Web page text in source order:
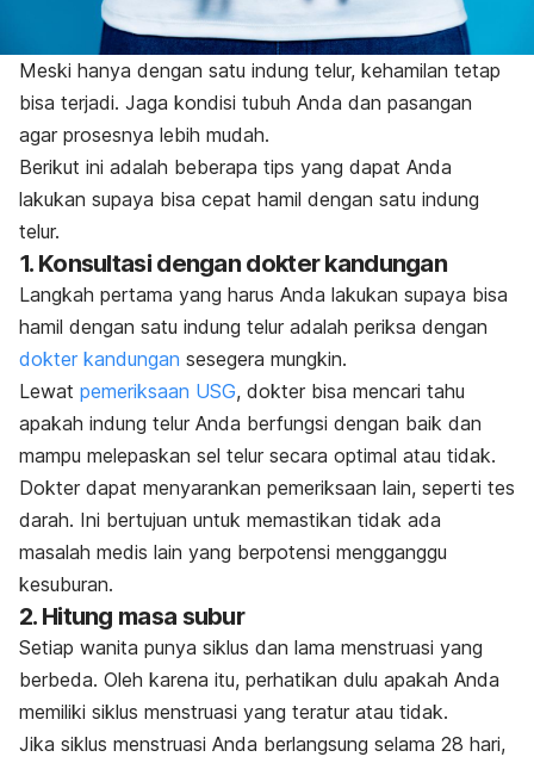
Meski hanya dengan satu indung telur, kehamilan tetap
bisa terjadi. Jaga kondisi tubuh Anda dan pasangan
agar prosesnya lebih mudah.
Berikut ini adalah beberapa tips yang dapat Anda
lakukan supaya bisa cepat hamil dengan satu indung
telur.
1. Konsultasi dengan dokter kandungan
Langkah pertama yang harus Anda lakukan supaya bisa
hamil dengan satu indung telur adalah periksa dengan
dokter kandungan sesegera mungkin.
Lewat pemeriksaan USG, dokter bisa mencari tahu
apakah indung telur Anda berfungsi dengan baik dan
mampu melepaskan sel telur secara optimal atau tidak.
Dokter dapat menyarankan pemeriksaan lain, seperti tes
darah. Ini bertujuan untuk memastikan tidak ada
masalah medis lain yang berpotensi mengganggu
kesuburan.
2. Hitung masa subur
Setiap wanita punya siklus dan lama menstruasi yang
berbeda. Oleh karena itu, perhatikan dulu apakah Anda
memiliki siklus menstruasi yang teratur atau tidak.
Jika siklus menstruasi Anda berlangsung selama 28 hari,